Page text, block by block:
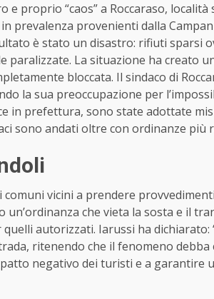
proprio “caos” a Roccaraso, località
prevalenza provenienti dalla
è stato un disastro: rifiuti sparsi
paralizzate. La situazione ha creato
bloccata. Il sindaco di
la sua preoccupazione per
in prefettura, sono state adottate
sono andati oltre con ordinanze più
vicini a prendere
un’ordinanza che vieta la sosta e il
autorizzati. Iarussi ha dichiarato:
ritenendo che il fenomeno
negativo dei turisti e a garantire